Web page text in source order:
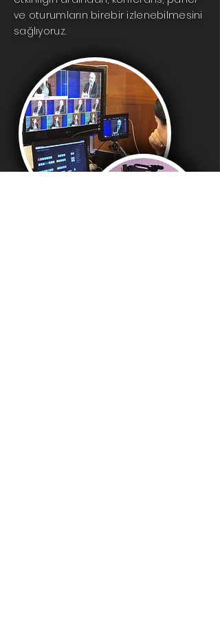
ve oturumların birebir izlenebilmesini
sağlıyoruz.